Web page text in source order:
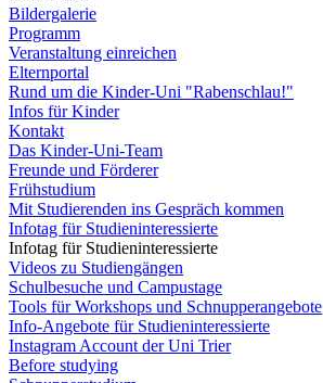
Bildergalerie
Programm
Veranstaltung einreichen
Elternportal
Rund um die Kinder-Uni "Rabenschlau!"
Infos für Kinder
Kontakt
Das Kinder-Uni-Team
Freunde und Förderer
Frühstudium
Mit Studierenden ins Gespräch kommen
Infotag für Studieninteressierte
Infotag für Studieninteressierte
Videos zu Studiengängen
Schulbesuche und Campustage
Tools für Workshops und Schnupperangebote
Info-Angebote für Studieninteressierte
Instagram Account der Uni Trier
Before studying